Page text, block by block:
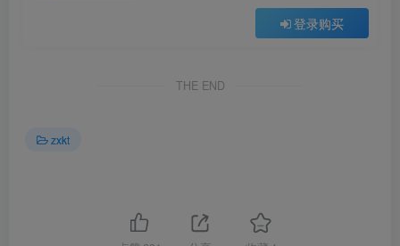
登录购买
THE END
zxkt